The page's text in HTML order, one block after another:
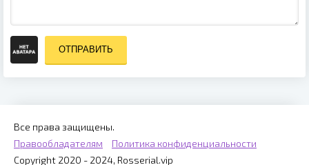
ОТПРАВИТЬ
Все права защищены.
Правообладателям
Политика конфиденциальности
Copyright 2020 - 2024, Rosserial.vip